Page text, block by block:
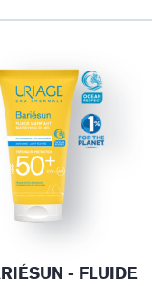
- FLUIDE